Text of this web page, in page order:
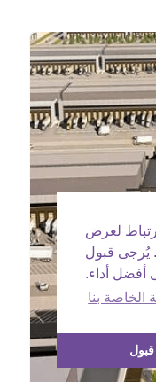
لعرض
يُرجى قبول
أفضل أداء.
بنا
قبول